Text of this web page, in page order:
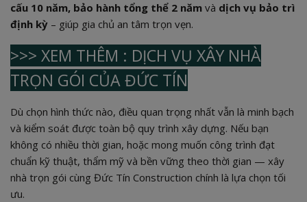
cấu 10 năm, bảo hành tổng thể 2 năm và dịch vụ bảo trì
định kỳ – giúp gia chủ an tâm trọn vẹn.
>>> XEM THÊM : DỊCH VỤ XÂY NHÀ
TRỌN GÓI CỦA ĐỨC TÍN
Dù chọn hình thức nào, điều quan trọng nhất vẫn là minh bạch
và kiểm soát được toàn bộ quy trình xây dựng. Nếu bạn
không có nhiều thời gian, hoặc mong muốn công trình đạt
chuẩn kỹ thuật, thẩm mỹ và bền vững theo thời gian — xây
nhà trọn gói cùng Đức Tín Construction chính là lựa chọn tối
ưu.